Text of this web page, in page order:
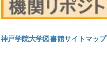
神戸学院大学図書館サイトマップ